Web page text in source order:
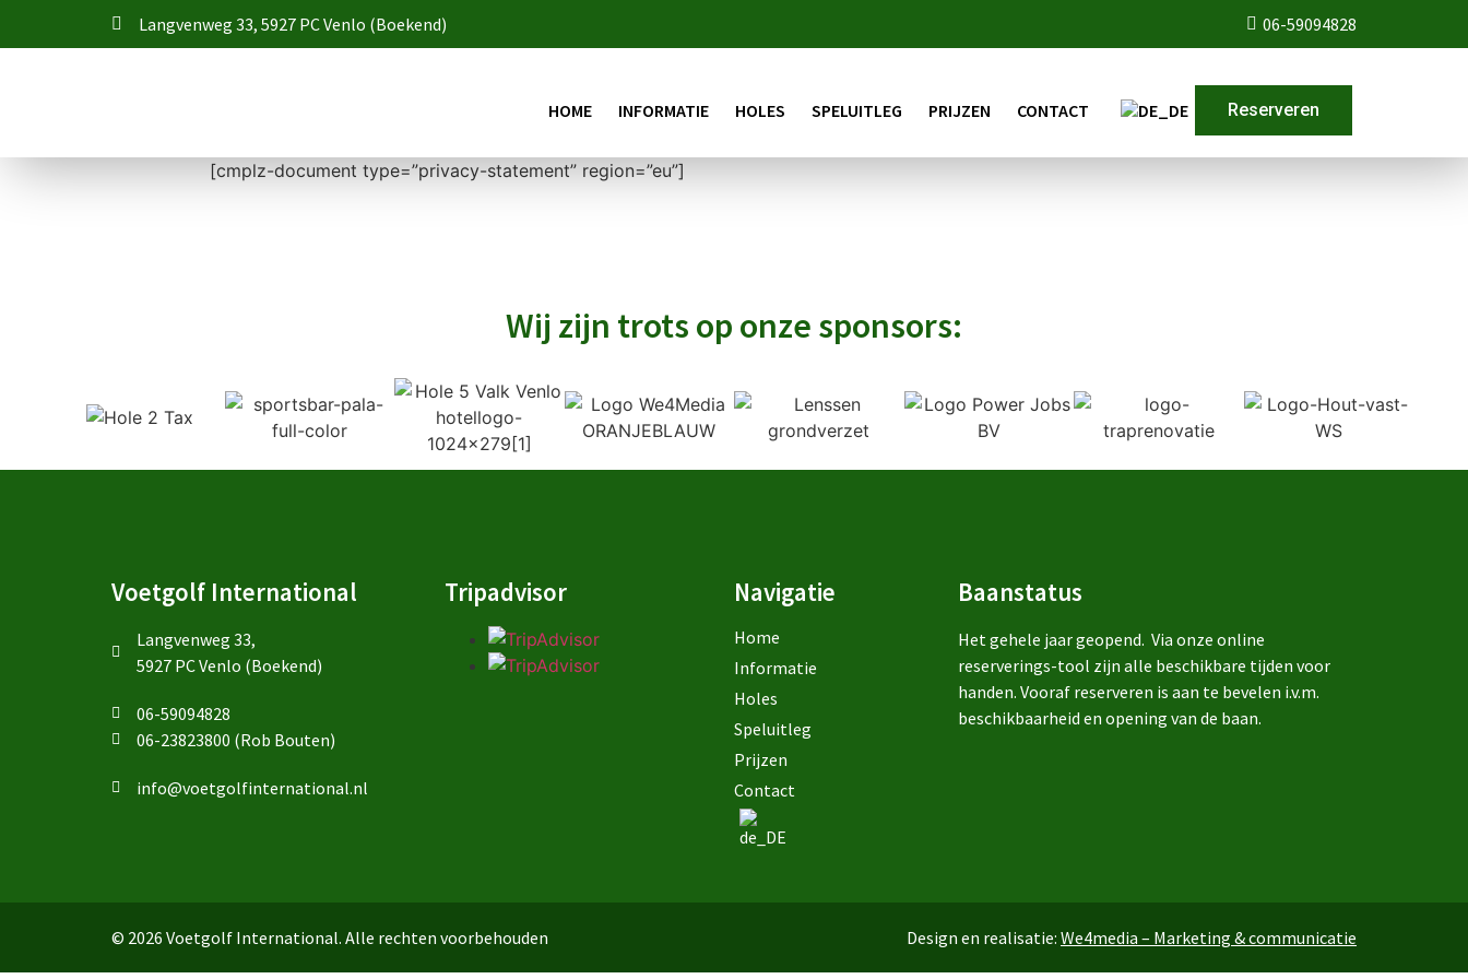
Langvenweg 33, 5927 PC Venlo (Boekend) 06-59094828
HOME INFORMATIE HOLES SPELUITLEG PRIJZEN CONTACT Reserveren
[cmplz-document type=”privacy-statement” region=”eu”]
Wij zijn trots op onze sponsors:
Voetgolf International
Langvenweg 33,
5927 PC Venlo (Boekend)
06-59094828
06-23823800 (Rob Bouten)
info@voetgolfinternational.nl
Tripadvisor Navigatie
Home
Informatie
Holes
Speluitleg
Prijzen
Contact
Baanstatus
Het gehele jaar geopend. Via onze online
reserverings-tool zijn alle beschikbare tijden voor
handen. Vooraf reserveren is aan te bevelen i.v.m.
beschikbaarheid en opening van de baan.
© 2026 Voetgolf International. Alle rechten voorbehouden Design en realisatie: We4media – Marketing & communicatie